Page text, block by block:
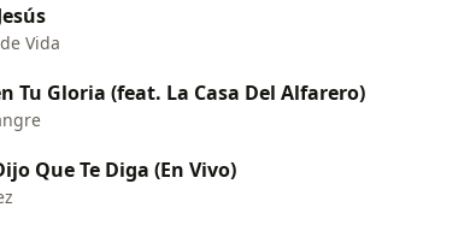
Vida
Tu Gloria (feat. La Casa Del Alfarero)
Que Te Diga (En Vivo)